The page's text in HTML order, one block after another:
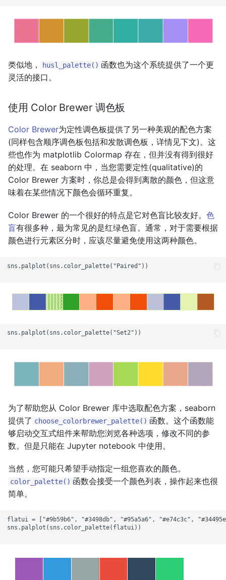
类似地， husl_palette() 函数也为这个系统提供了一个更
灵活的接口。
使用 Color Brewer 调色板
Color Brewer为定性调色板提供了另一种美观的配色方案
(同样包含顺序调色板包括和发散调色板，详情见下文)。这
些也作为 matplotlib Colormap 存在，但并没有得到很好
的处理。在 seaborn 中，当您需要定性(qualitative)的
Color Brewer 方案时，你总是会得到离散的颜色，但这意
味着在某些情况下颜色会循环重复。
Color Brewer 的一个很好的特点是它对色盲比较友好。 色
盲有很多种，最为常见的是红绿色盲。通常，对于需要根据
颜色进行元素区分时，应该尽量避免使用这两种颜色。
sns.palplot(sns.color_palette("Paired"))
sns.palplot(sns.color_palette("Set2"))
为了帮助您从 Color Brewer 库中选取配色方案，seaborn
提供了 choose_colorbrewer_palette() 函数。这个函数能
够启动交互式组件来帮助您浏览各种选项，修改不同的参
数。但是只能在 Jupyter notebook 中使用。
当然，您可能只希望手动指定一组您喜欢的颜色。
color_palette() 函数会接受一个颜色列表，操作起来也很
简单。
flatui = ["#9b59b6", "#3498db", "#95a5a6", "#e74c3c",
sns.palplot(sns.color_palette(flatui))